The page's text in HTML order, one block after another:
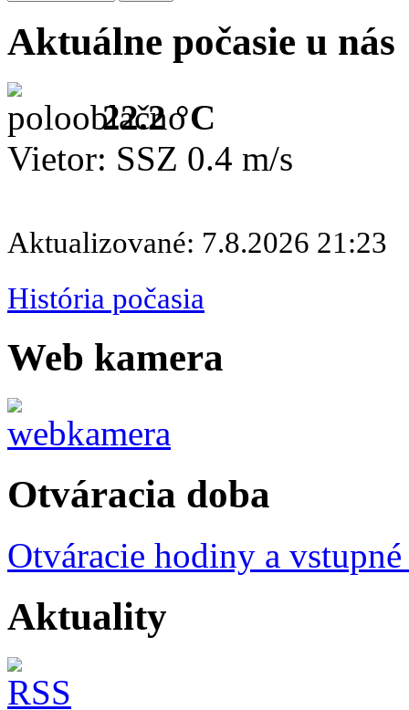
Aktuálne počasie u nás
22.2 °C
Vietor: SSZ 0.4 m/s
Aktualizované: 7.8.2026 21:23
História počasia
Web kamera
Otváracia doba
Otváracie hodiny a
Aktuality